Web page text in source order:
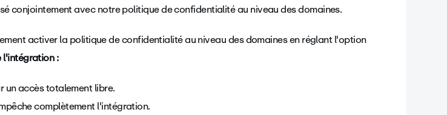
conjointement avec notre politique de confidentialité au niveau des domaines.
activer la politique de confidentialité au niveau des domaines en réglant l'option
:
un accès totalement libre.
complètement l'intégration.